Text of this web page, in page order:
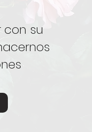
con su